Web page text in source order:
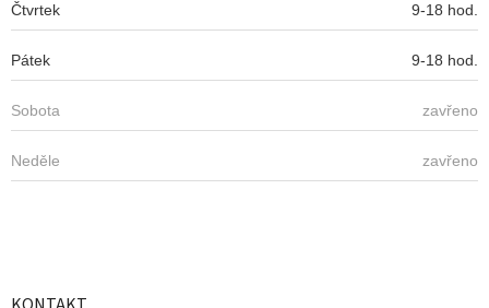
Čtvrtek 9-18 hod.
Pátek 9-18 hod.
Sobota zavřeno
Neděle zavřeno